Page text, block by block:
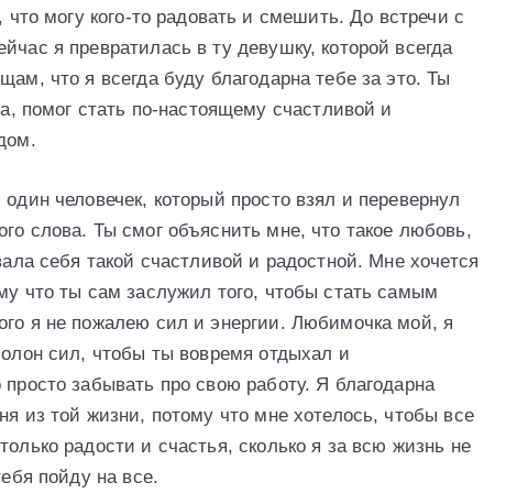
что могу кого-то радовать и смешить. До встречи с
я превратилась в ту девушку, которой всегда
что я всегда буду благодарна тебе за это. Ты
помог стать по-настоящему счастливой и
человечек, который просто взял и перевернул
слова. Ты смог объяснить мне, что такое любовь,
себя такой счастливой и радостной. Мне хочется
что ты сам заслужил того, чтобы стать самым
я не пожалею сил и энергии. Любимочка мой, я
сил, чтобы ты вовремя отдыхал и
забывать про свою работу. Я благодарна
из той жизни, потому что мне хотелось, чтобы все
радости и счастья, сколько я за всю жизнь не
пойду на все.